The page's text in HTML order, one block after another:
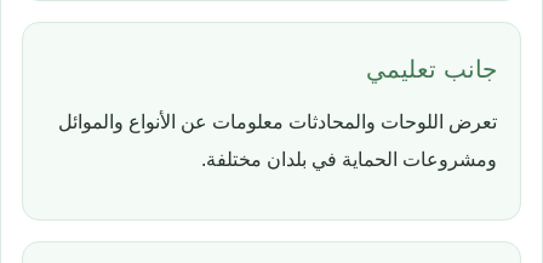
جانب تعليمي
تعرض اللوحات والمحادثات معلومات عن الأنواع والموائل
ومشروعات الحماية في بلدان مختلفة.